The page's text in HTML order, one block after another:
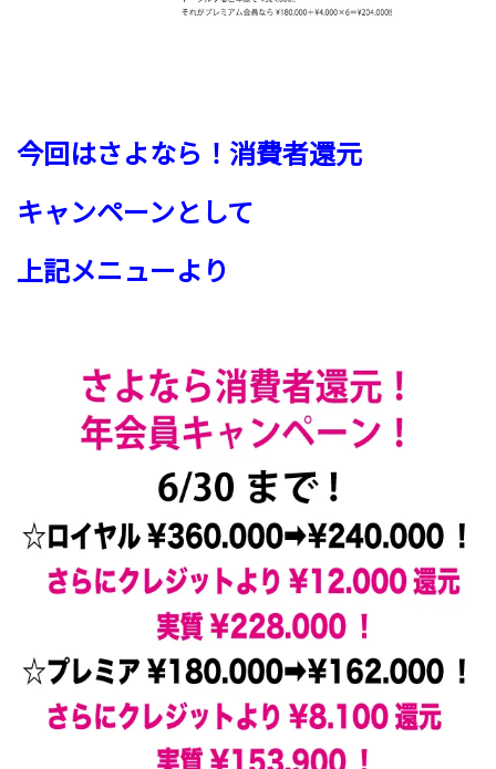
今回はさよなら ！消費者還元
キャンペーンとして
上記メニューより